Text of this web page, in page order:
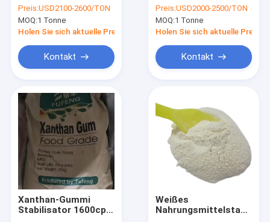
Stabilisator-PH8.0
Preis:USD2100-2600/TON
MOQ:1 Tonne
Holen Sie sich aktuelle Preis
Kontakt
80mesh gebacken
wird
Preis:USD2000-2500/TON
MOQ:1 Tonne
Holen Sie sich aktuelle Preis
Kontakt
Xanthan-Gummi
Stabilisator 1600cps
Weißes